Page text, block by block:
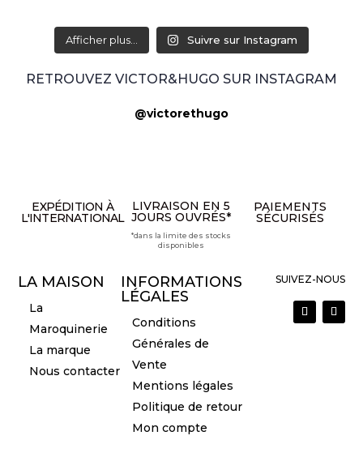
Afficher plus... Suivre sur Instagram
RETROUVEZ VICTOR&HUGO SUR INSTAGRAM
@victorethugo
EXPÉDITION À
L'INTERNATIONAL
LIVRAISON EN 5
JOURS OUVRÉS*
*dans la limite des stocks
disponibles
PAIEMENTS
SÉCURISÉS
LA MAISON
La
Maroquinerie
La marque
Nous contacter
INFORMATIONS
LÉGALES
Conditions
Générales de
Vente
Mentions légales
Politique de retour
Mon compte
SUIVEZ-NOUS